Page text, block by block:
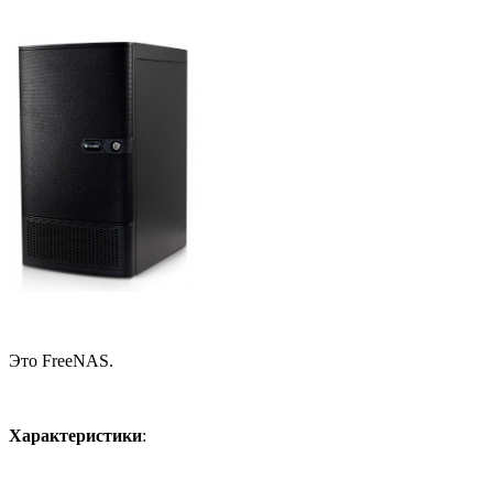
Это FreeNAS.
Характеристики: